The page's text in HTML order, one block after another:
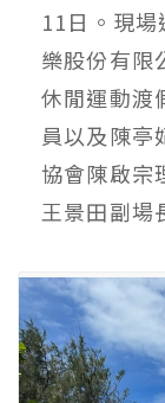
11日。現
樂股份有限
休閒運動渡
員以及陳亭
協會陳啟宗
王景田副場